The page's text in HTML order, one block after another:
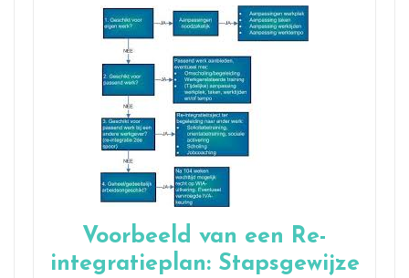
Voorbeeld van een Re-
integratieplan: Stapsgewijze